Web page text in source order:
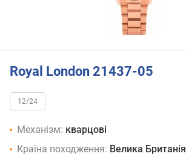
Royal London 21437-05
12/24
Механізм: кварцові
Країна походження: Велика Британія